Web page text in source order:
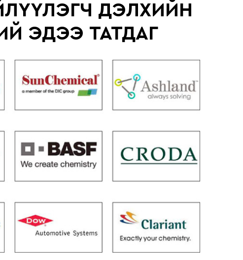
ДЭЛХИЙН
ЭДЭЭ ТАТДАГ